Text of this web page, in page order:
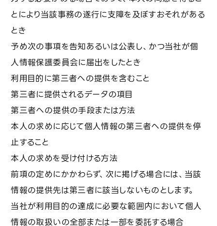
とにより当該事務の遂行に支障を及ぼすおそれがある
とき
予め次の事項を告知あるいは公表し、かつ当社が個
人情報保護委員会に届出をしたとき
利用目的に第三者への提供を含むこと
第三者に提供されるデータの項目
第三者への提供の手段または方法
本人の求めに応じて個人情報の第三者への提供を停
止すること
本人の求めを受け付ける方法
前項の定めにかかわらず、次に掲げる場合には、当該
情報の提供先は第三者に該当しないものとします。
当社が利用目的の達成に必要な範囲内において個人
情報の取扱いの全部または一部を委託する場合